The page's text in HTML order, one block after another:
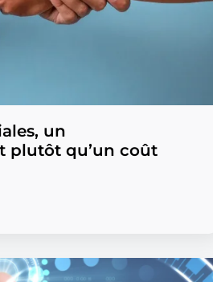
un
plutôt qu’un coût